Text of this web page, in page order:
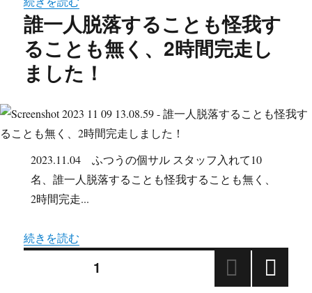
誰一人脱落することも怪我す
ることも無く、2時間完走し
ました！
2023.11.04 ふつうの個サル スタッフ入れて10
名、誰一人脱落することも怪我することも無く、
2時間完走...
続きを読む
1